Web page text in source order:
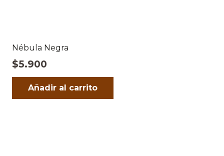
Nébula Negra
$5.900
Añadir al carrito